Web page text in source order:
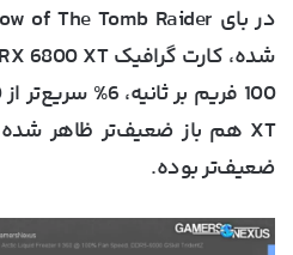
ضعیف‌تر بوده.